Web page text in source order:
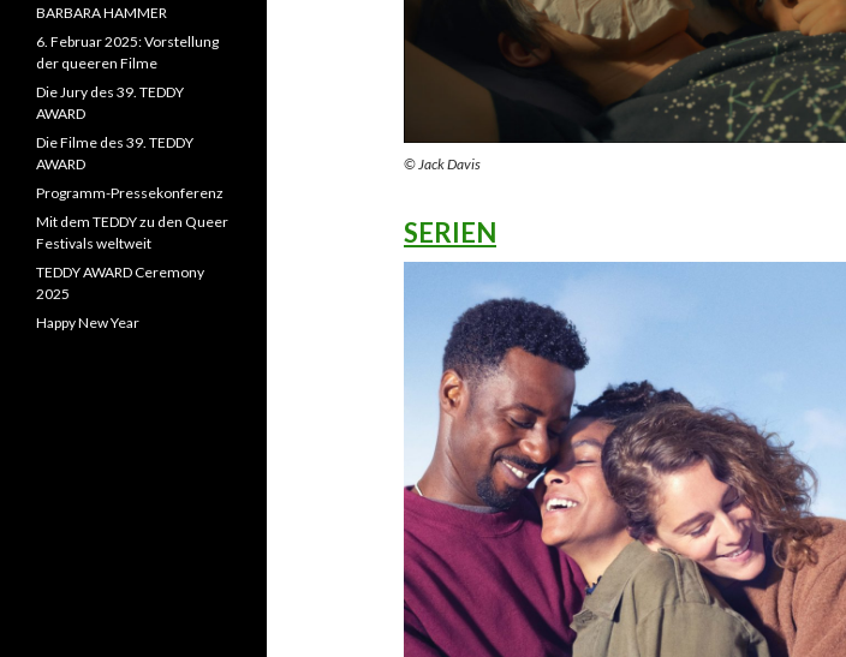
© Jack Davis
SERIEN
BARBARA HAMMER
6. Februar 2025: Vorstellung
der queeren Filme
Die Jury des 39. TEDDY
AWARD
Die Filme des 39. TEDDY
AWARD
Programm-Pressekonferenz
Mit dem TEDDY zu den Queer
Festivals weltweit
TEDDY AWARD Ceremony
2025
Happy New Year